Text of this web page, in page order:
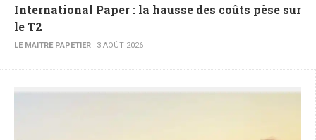
International Paper : la hausse des coûts pèse sur
le T2
LE MAITRE PAPETIER 3 AOÛT 2026